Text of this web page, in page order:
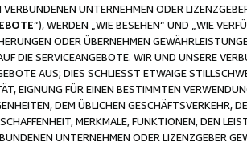
UNTERNEHMEN ODER
“), WERDEN „WIE BESEHEN“ UND „WIE
ODER ÜBERNEHMEN
DIE SERVICEANGEBOTE. WIR UND UNSERE
AUS; DIES SCHLIESST ETWAIGE
EIGNUNG FÜR EINEN BESTIMMTEN
DEM ÜBLICHEN GESCHÄFTSVERKEHR,
MERKMALE, FUNKTIONEN, DEN
UNTERNEHMEN ODER LIZENZGEBER